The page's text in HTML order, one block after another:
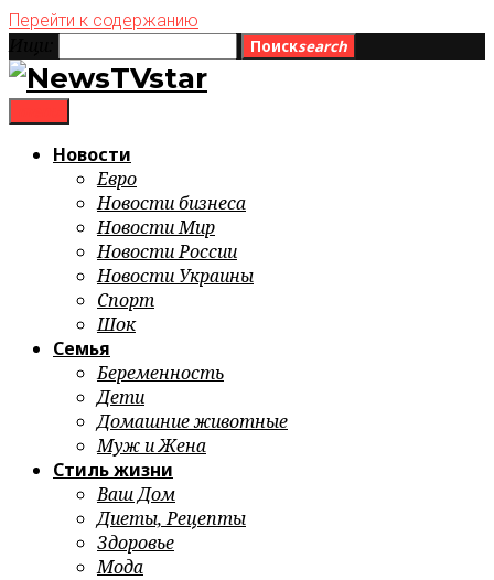
Перейти к содержанию
Поискsearch
Новости
Евро
Новости бизнеса
Новости Мир
Новости России
Новости Украины
Спорт
Шок
Семья
Беременность
Дети
Домашние животные
Муж и Жена
Стиль жизни
Ваш Дом
Диеты, Рецепты
Здоровье
Мода